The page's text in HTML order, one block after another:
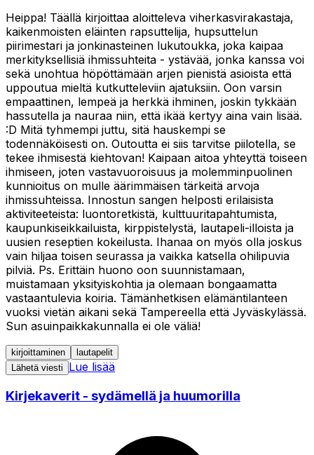
Heippa! Täällä kirjoittaa aloitteleva viherkasvirakastaja,
kaikenmoisten eläinten rapsuttelija, hupsuttelun
piirimestari ja jonkinasteinen lukutoukka, joka kaipaa
merkityksellisiä ihmissuhteita - ystävää, jonka kanssa voi
sekä unohtua höpöttämään arjen pienistä asioista että
uppoutua mieltä kutkutteleviin ajatuksiin. Oon varsin
empaattinen, lempeä ja herkkä ihminen, joskin tykkään
hassutella ja nauraa niin, että ikää kertyy aina vain lisää.
:D Mitä tyhmempi juttu, sitä hauskempi se
todennäköisesti on. Outoutta ei siis tarvitse piilotella, se
tekee ihmisestä kiehtovan! Kaipaan aitoa yhteyttä toiseen
ihmiseen, joten vastavuoroisuus ja molemminpuolinen
kunnioitus on mulle äärimmäisen tärkeitä arvoja
ihmissuhteissa. Innostun sangen helposti erilaisista
aktiviteeteista: luontoretkistä, kulttuuritapahtumista,
kaupunkiseikkailuista, kirppistelystä, lautapeli-illoista ja
uusien reseptien kokeilusta. Ihanaa on myös olla joskus
vain hiljaa toisen seurassa ja vaikka katsella ohilipuvia
pilviä. Ps. Erittäin huono oon suunnistamaan,
muistamaan yksityiskohtia ja olemaan bongaamatta
vastaantulevia koiria. Tämänhetkisen elämäntilanteen
vuoksi vietän aikani sekä Tampereella että Jyväskylässä.
Sun asuinpaikkakunnalla ei ole väliä!
kirjoittaminen
lautapelit
Lähetä viesti
Lue lisää
Kirjekaverit - sydämellä ja huumorilla